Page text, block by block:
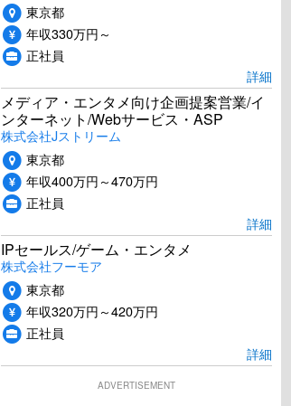
東京都
年収330万円～
正社員
詳細
メディア・エンタメ向け企画提案営業/イ
ンターネット/Webサービス・ASP
株式会社Jストリーム
東京都
年収400万円～470万円
正社員
詳細
IPセールス/ゲーム・エンタメ
株式会社フーモア
東京都
年収320万円～420万円
正社員
詳細
ADVERTISEMENT